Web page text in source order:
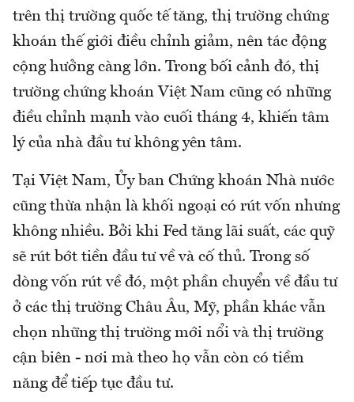
trên thị trường quốc tế tăng, thị trường chứng
khoán thế giới điều chỉnh giảm, nên tác động
cộng hưởng càng lớn. Trong bối cảnh đó, thị
trường chứng khoán Việt Nam cũng có những
điều chỉnh mạnh vào cuối tháng 4, khiến tâm
lý của nhà đầu tư không yên tâm.
Tại Việt Nam, Ủy ban Chứng khoán Nhà nước
cũng thừa nhận là khối ngoại có rút vốn nhưng
không nhiều. Bởi khi Fed tăng lãi suất, các quỹ
sẽ rút bớt tiền đầu tư về và cố thủ. Trong số
dòng vốn rút về đó, một phần chuyển về đầu tư
ở các thị trường Châu Âu, Mỹ, phần khác vẫn
chọn những thị trường mới nổi và thị trường
cận biên - nơi mà theo họ vẫn còn có tiềm
năng để tiếp tục đầu tư.